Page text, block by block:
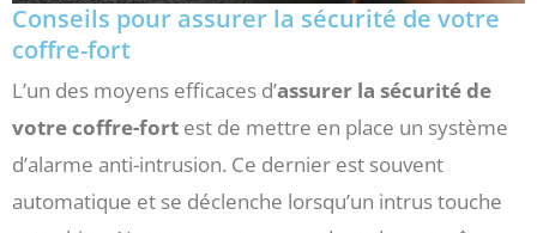
Conseils pour assurer la sécurité de votre
coffre-fort
L’un des moyens efficaces d’assurer la sécurité de
votre coffre-fort est de mettre en place un système
d’alarme anti-intrusion. Ce dernier est souvent
automatique et se déclenche lorsqu’un intrus touche